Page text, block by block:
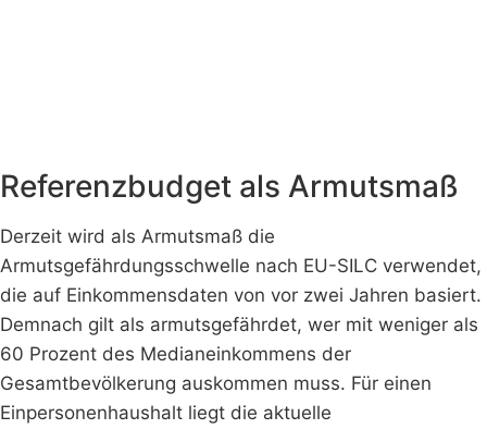
Referenzbudget als Armutsmaß
Derzeit wird als Armutsmaß die
Armutsgefährdungsschwelle nach EU-SILC verwendet,
die auf Einkommensdaten von vor zwei Jahren basiert.
Demnach gilt als armutsgefährdet, wer mit weniger als
60 Prozent des Medianeinkommens der
Gesamtbevölkerung auskommen muss. Für einen
Einpersonenhaushalt liegt die aktuelle